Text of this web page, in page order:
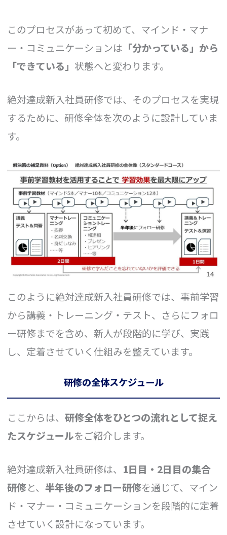
このプロセスがあって初めて、マインド・マナ
ー・コミュニケーションは 「分かっている」から
「できている」 状態へと変わります。
絶対達成新入社員研修では、そのプロセスを実現
するために、研修全体を次のように設計していま
す。
このように絶対達成新入社員研修では、事前学習
から講義・トレーニング・テスト、さらにフォロ
ー研修までを含め、新人が段階的に学び、実践
し、定着させていく仕組みを整えています。
研修の全体スケジュール
ここからは、 研修全体をひとつの流れとして捉え
たスケジュールをご紹介します。
絶対達成新入社員研修は、 1日目・2日目の集合
研修と、 半年後のフォロー研修を通じて、マイン
ド・マナー・コミュニケーションを段階的に定着
させていく設計になっています。